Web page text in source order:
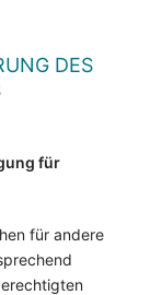
DES
für
für andere